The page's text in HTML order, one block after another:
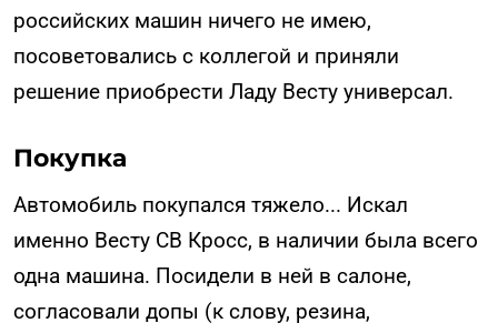
российских машин ничего не имею,
посоветовались с коллегой и приняли
решение приобрести Ладу Весту универсал.
Покупка
Автомобиль покупался тяжело... Искал
именно Весту СВ Кросс, в наличии была всего
одна машина. Посидели в ней в салоне,
согласовали допы (к слову, резина,